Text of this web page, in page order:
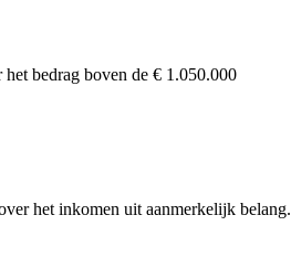
bedrag boven de € 1.050.000
het inkomen uit aanmerkelijk belang.